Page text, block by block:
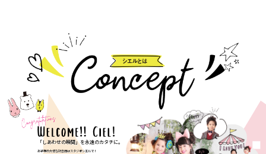
「しあわせの瞬間」を永遠のカタチに。
お子様の大切な記念日はスタジオシエルで！